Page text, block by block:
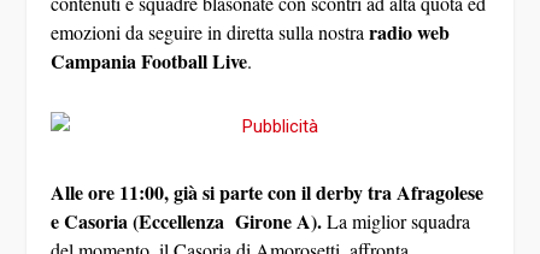
Alle ore 11:00, già si parte con il derby tra Afragolese
e Casoria (Eccellenza Girone A).La miglior squadra
del momento, il Casoria di Amorosetti, affronta
Mondragone e le dimissioni inaspettate di Seno. Sulla
a sfatare il tabù che, nella passata stagione, li vide
ottenere due pari coi viola.